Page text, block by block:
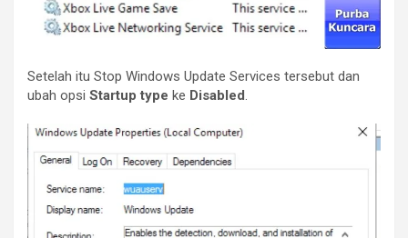
Setelah itu Stop Windows Update Services tersebut dan
ubah opsi Startup type ke Disabled.